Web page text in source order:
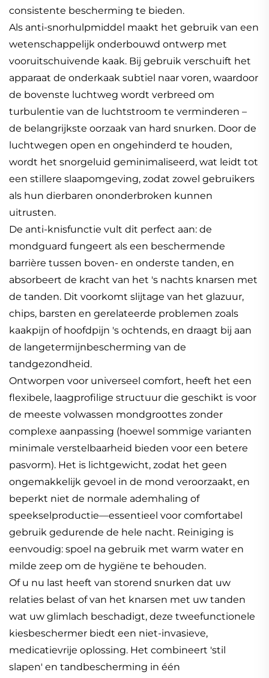
consistente bescherming te bieden.
Als anti-snorhulpmiddel maakt het gebruik van een
wetenschappelijk onderbouwd ontwerp met
vooruitschuivende kaak. Bij gebruik verschuift het
apparaat de onderkaak subtiel naar voren, waardoor
de bovenste luchtweg wordt verbreed om
turbulentie van de luchtstroom te verminderen –
de belangrijkste oorzaak van hard snurken. Door de
luchtwegen open en ongehinderd te houden,
wordt het snorgeluid geminimaliseerd, wat leidt tot
een stillere slaapomgeving, zodat zowel gebruikers
als hun dierbaren ononderbroken kunnen
uitrusten.
De anti-knisfunctie vult dit perfect aan: de
mondguard fungeert als een beschermende
barrière tussen boven- en onderste tanden, en
absorbeert de kracht van het 's nachts knarsen met
de tanden. Dit voorkomt slijtage van het glazuur,
chips, barsten en gerelateerde problemen zoals
kaakpijn of hoofdpijn 's ochtends, en draagt bij aan
de langetermijnbescherming van de
tandgezondheid.
Ontworpen voor universeel comfort, heeft het een
flexibele, laagprofilige structuur die geschikt is voor
de meeste volwassen mondgroottes zonder
complexe aanpassing (hoewel sommige varianten
minimale verstelbaarheid bieden voor een betere
pasvorm). Het is lichtgewicht, zodat het geen
ongemakkelijk gevoel in de mond veroorzaakt, en
beperkt niet de normale ademhaling of
speekselproductie—essentieel voor comfortabel
gebruik gedurende de hele nacht. Reiniging is
eenvoudig: spoel na gebruik met warm water en
milde zeep om de hygiëne te behouden.
Of u nu last heeft van storend snurken dat uw
relaties belast of van het knarsen met uw tanden
wat uw glimlach beschadigt, deze tweefunctionele
kiesbeschermer biedt een niet-invasieve,
medicatievrije oplossing. Het combineert 'stil
slapen' en tandbescherming in één